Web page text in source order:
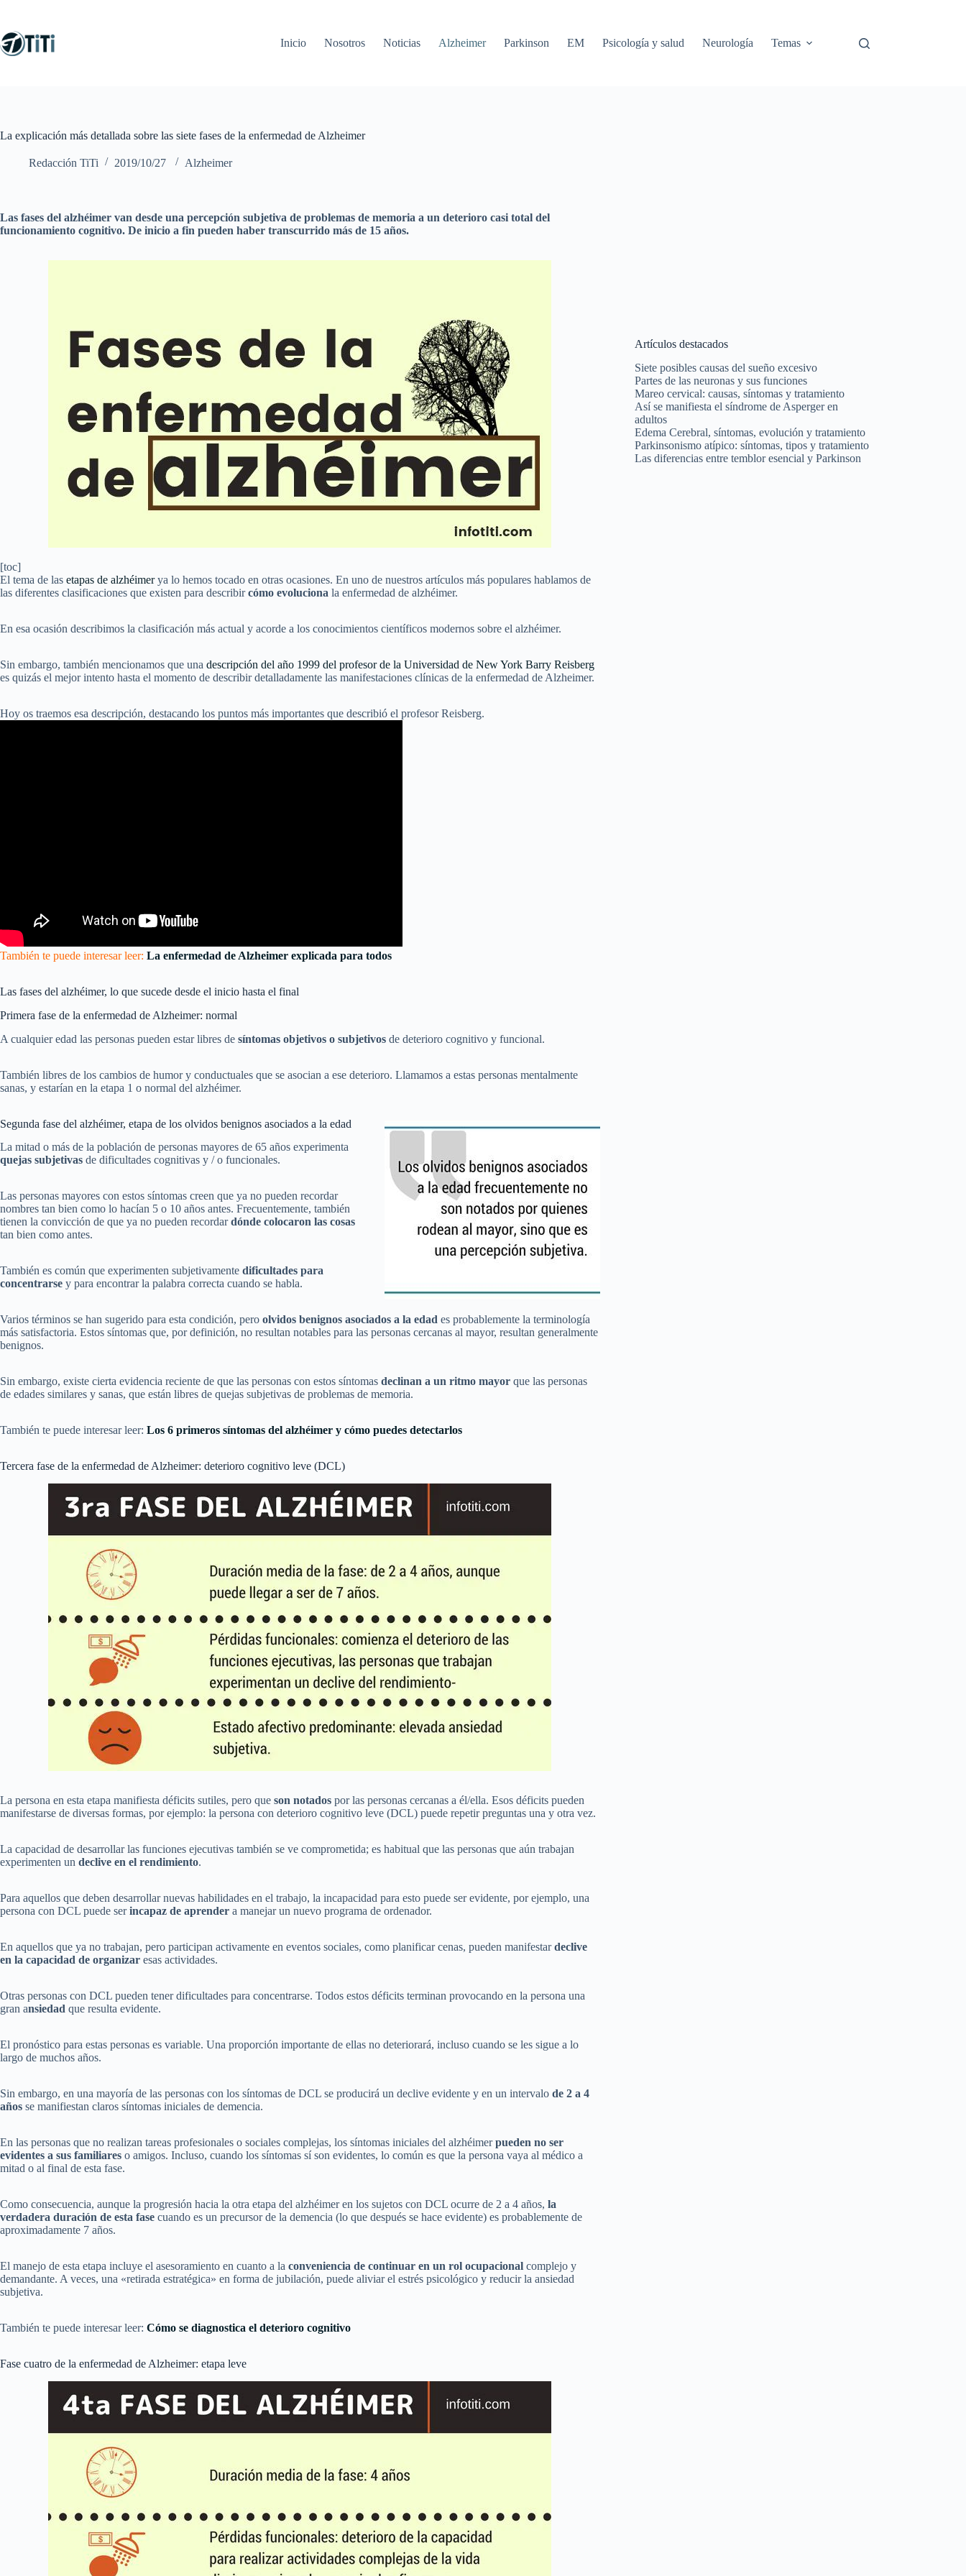
contenido
Inicio
Nosotros Noticias Alzheimer Parkinson EM Psicología y salud Neurología Temas
La explicación más detallada sobre las siete fases de la enfermedad de Alzheimer
Redacción TiTi 2019/10/27 Alzheimer
Las fases del alzhéimer van desde una percepción subjetiva de problemas de memoria a un deterioro casi total del
funcionamiento cognitivo. De inicio a fin pueden haber transcurrido más de 15 años.
[toc]
El tema de las etapas de alzhéimerya lo hemos tocado en otras ocasiones. En uno de nuestros artículos más populares hablamos de
las diferentes clasificaciones que existen para describircómo evoluciona la enfermedad de alzhéimer.
En esa ocasión describimos la clasificación más actual y acorde a los conocimientos científicos modernos sobre el alzhéimer.
Sin embargo, también mencionamos que una descripción del año 1999 del profesor de la Universidad de New York Barry Reisberg
es quizás el mejor intento hasta el momento de describir detalladamente las manifestaciones clínicas de la enfermedad de Alzheimer.
Hoy os traemos esa descripción, destacando los puntos más importantes que describió el profesor Reisberg.
También te puede interesar leer: La enfermedad de Alzheimer explicada para todos
Las fases del alzhéimer, lo que sucede desde el inicio hasta el final
Primera fase de la enfermedad de Alzheimer: normal
A cualquier edad las personas pueden estar libres de síntomas objetivos o subjetivos de deterioro cognitivo y funcional.
También libres de los cambios de humor y conductuales que se asocian a ese deterioro. Llamamos a estas personas mentalmente
sanas, y estarían en la etapa 1 o normal del alzhéimer.
Segunda fase del alzhéimer, etapa de los olvidos benignos asociados a la edad
La mitad o más de la población de personas mayores de 65 años experimenta
quejas subjetivas de dificultades cognitivas y / o funcionales.
Las personas mayores con estos síntomas creen que ya no pueden recordar
nombres tan bien como lo hacían 5 o 10 años antes. Frecuentemente, también
tienen la convicción de que ya no pueden recordardónde colocaron las cosas
tan bien como antes.
También es común que experimenten subjetivamente dificultades para
concentrarse y para encontrar la palabra correcta cuando se habla.
Varios términos se han sugerido para esta condición, pero olvidos benignos asociados a la edad es probablemente la terminología
más satisfactoria. Estos síntomas que, por definición, no resultan notables para las personas cercanas al mayor, resultan generalmente
benignos.
Sin embargo, existe cierta evidencia reciente de que las personas con estos síntomas declinan a un ritmo mayor que las personas
de edades similares y sanas, que están libres de quejas subjetivas de problemas de memoria.
También te puede interesar leer: Los 6 primeros síntomas del alzhéimer y cómo puedes detectarlos
Tercera fase de la enfermedad de Alzheimer: deterioro cognitivo leve (DCL)
La persona en esta etapa manifiesta déficits sutiles, pero que son notados por las personas cercanas a él/ella. Esos déficits pueden
manifestarse de diversas formas, por ejemplo: la persona con deterioro cognitivo leve (DCL) puede repetir preguntas una y otra vez.
La capacidad de desarrollar las funciones ejecutivas también se ve comprometida; es habitual que las personas que aún trabajan
experimenten un declive en el rendimiento.
Para aquellos que deben desarrollar nuevas habilidades en el trabajo, la incapacidad para esto puede ser evidente, por ejemplo, una
persona con DCL puede serincapaz de aprender a manejar un nuevo programa de ordenador.
En aquellos que ya no trabajan, pero participan activamente en eventos sociales, como planificar cenas, pueden manifestardeclive
en la capacidad de organizar esas actividades.
Otras personas con DCL pueden tener dificultades para concentrarse. Todos estos déficits terminan provocando en la persona una
gran ansiedad que resulta evidente.
El pronóstico para estas personas es variable. Una proporción importante de ellas no deteriorará, incluso cuando se les sigue a lo
largo de muchos años.
Sin embargo, en una mayoría de las personas con los síntomas de DCL se producirá un declive evidente y en un intervalo de 2 a 4
años se manifiestan claros síntomas iniciales de demencia.
En las personas que no realizan tareas profesionales o sociales complejas, los síntomas iniciales del alzhéimerpueden no ser
evidentes a sus familiares o amigos. Incluso, cuando los síntomas sí son evidentes, lo común es que la persona vaya al médico a
mitad o al final de esta fase.
Como consecuencia, aunque la progresión hacia la otra etapa del alzhéimer en los sujetos con DCL ocurre de 2 a 4 años, la
verdadera duración de esta fase cuando es un precursor de la demencia (lo que después se hace evidente) es probablemente de
aproximadamente 7 años.
El manejo de esta etapa incluye el asesoramiento en cuanto a la conveniencia de continuar en un rol ocupacional complejo y
demandante. A veces, una «retirada estratégica» en forma de jubilación, puede aliviar el estrés psicológico y reducir la ansiedad
subjetiva.
También te puede interesar leer: Cómo se diagnostica el deterioro cognitivo
Fase cuatro de la enfermedad de Alzheimer: etapa leve
Artículos destacados
Siete posibles causas del sueño excesivo
Partes de las neuronas y sus funciones
Mareo cervical: causas, síntomas y tratamiento
Así se manifiesta el síndrome de Asperger en
adultos
Edema Cerebral, síntomas, evolución y tratamiento
Parkinsonismo atípico: síntomas, tipos y tratamiento
Las diferencias entre temblor esencial y Parkinson